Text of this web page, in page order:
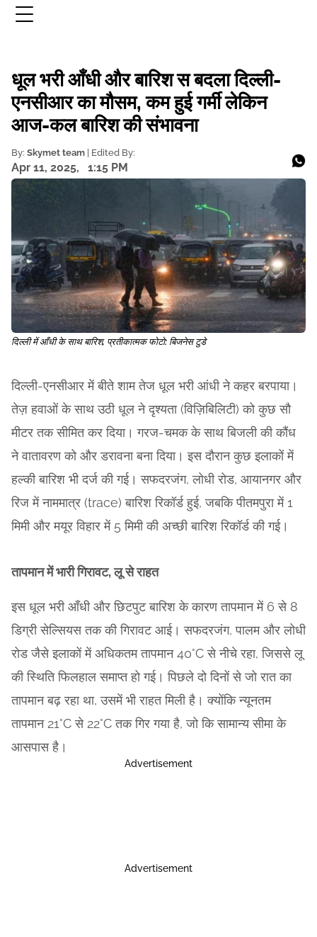
धूल भरी आँधी और बारिश स बदला दिल्ली-
एनसीआर का मौसम, कम हुई गर्मी लेकिन
आज-कल बारिश की संभावना
By: Skymet team | Edited By:
Apr 11, 2025, 1:15 PM
दिल्ली में आँधी के साथ बारिश, प्रतीकात्मक फोटो: बिजनेस टुडे
दिल्ली-एनसीआर में बीते शाम तेज धूल भरी आंधी ने कहर बरपाया।
तेज़ हवाओं के साथ उठी धूल ने दृश्यता (विज़िबिलिटी) को कुछ सौ
मीटर तक सीमित कर दिया। गरज-चमक के साथ बिजली की कौंध
ने वातावरण को और डरावना बना दिया। इस दौरान कुछ इलाकों में
हल्की बारिश भी दर्ज की गई। सफदरजंग, लोधी रोड, आयानगर और
रिज में नाममात्र (trace) बारिश रिकॉर्ड हुई, जबकि पीतमपुरा में 1
मिमी और मयूर विहार में 5 मिमी की अच्छी बारिश रिकॉर्ड की गई।
तापमान में भारी गिरावट, लू से राहत
इस धूल भरी आँधी और छिटपुट बारिश के कारण तापमान में 6 से 8
डिग्री सेल्सियस तक की गिरावट आई। सफदरजंग, पालम और लोधी
रोड जैसे इलाकों में अधिकतम तापमान 40°C से नीचे रहा, जिससे लू
की स्थिति फिलहाल समाप्त हो गई। पिछले दो दिनों से जो रात का
तापमान बढ़ रहा था, उसमें भी राहत मिली है। क्योंकि न्यूनतम
तापमान 21°C से 22°C तक गिर गया है, जो कि सामान्य सीमा के
आसपास है।
Advertisement
Advertisement